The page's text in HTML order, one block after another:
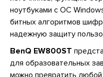
ноутбуками с ОС
битных алгоритмов
надежную защиту
BenQ EW800ST
для образовательных
можно превратить